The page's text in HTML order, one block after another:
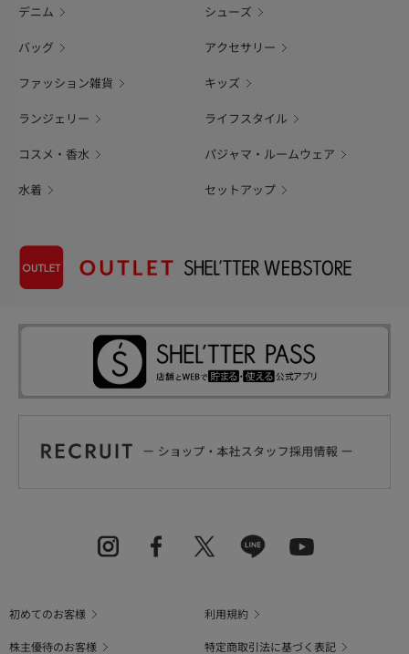
デニム シューズ
バッグ アクセサリー
ファッション雑貨 キッズ
ランジェリー ライフスタイル
コスメ・香水 パジャマ・ルームウェア
水着 セットアップ
初めてのお客様
利用規約
株主優待のお客様
特定商取引法に基づく表記